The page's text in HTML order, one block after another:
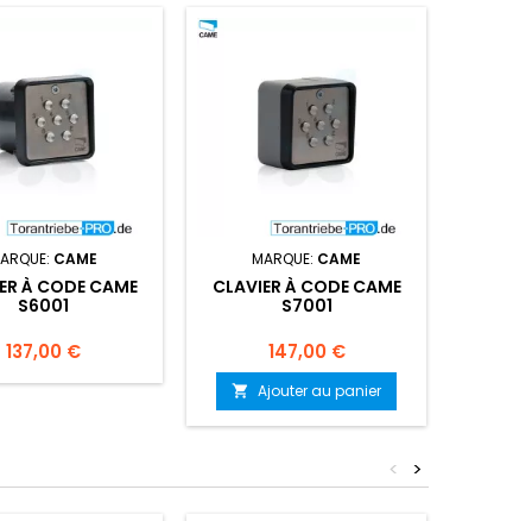
CAME
À CODE CAME
S6001
Prix
137,00 €
MARQUE: CAME
CLAVIER À CODE CAME
S7001
Prix
147,00 €
 Ajouter au panier
>
<